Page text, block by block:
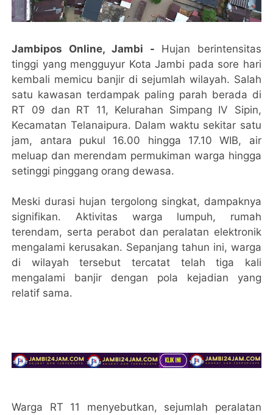
Jambipos Online, Jambi - Hujan berintensitas
tinggi yang mengguyur Kota Jambi pada sore hari
kembali memicu banjir di sejumlah wilayah. Salah
satu kawasan terdampak paling parah berada di
RT 09 dan RT 11, Kelurahan Simpang IV Sipin,
Kecamatan Telanaipura. Dalam waktu sekitar satu
jam, antara pukul 16.00 hingga 17.10 WIB, air
meluap dan merendam permukiman warga hingga
setinggi pinggang orang dewasa.
Meski durasi hujan tergolong singkat, dampaknya
signifikan. Aktivitas warga lumpuh, rumah
terendam, serta perabot dan peralatan elektronik
mengalami kerusakan. Sepanjang tahun ini, warga
di wilayah tersebut tercatat telah tiga kali
mengalami banjir dengan pola kejadian yang
relatif sama.
Warga RT 11 menyebutkan, sejumlah peralatan